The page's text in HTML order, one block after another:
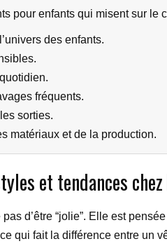
pour enfants qui misent sur le
des enfants.
fréquents.
sorties.
matériaux et de la production.
et tendances
d’être “jolie”. Elle est
qui fait la différence entre un